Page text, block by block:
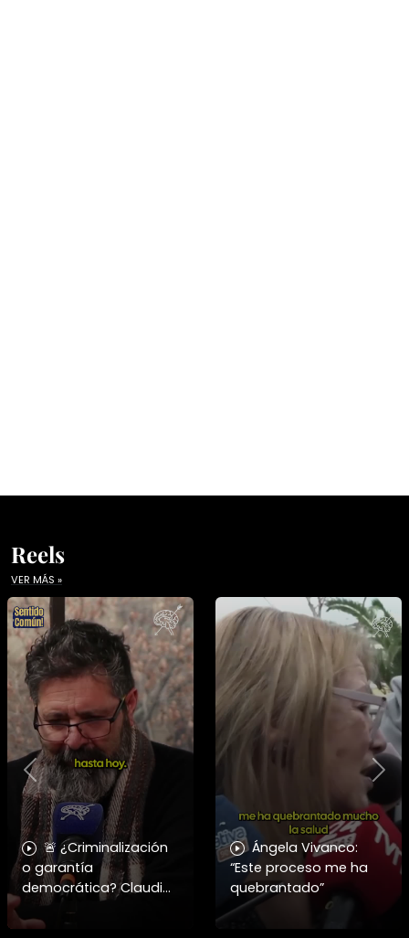
Reels
VER MÁS »
🚨 ¿Criminalización
o garantía
democrática? Claudio
Nash advierte la falta
de resguardo al
Ángela Vivanco:
“Este proceso me ha
quebrantado”
Previous